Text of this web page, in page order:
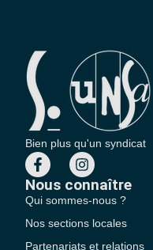
Bien plus qu'un syndicat
Nous connaître
Qui sommes-nous ?
Nos sections locales
Partenariats et relations